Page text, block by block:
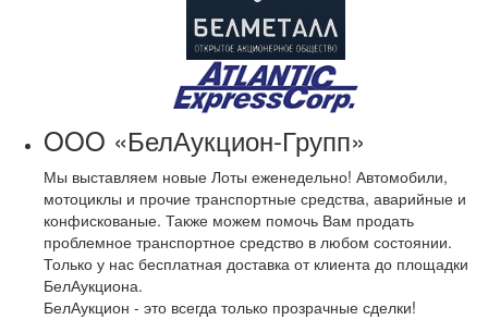
OOO «БелАукцион-Групп»
Мы выставляем новые Лоты еженедельно! Автомобили,
мотоциклы и прочие транспортные средства, аварийные и
конфискованые. Также можем помочь Вам продать
проблемное транспортное средство в любом состоянии.
Только у нас бесплатная доставка от клиента до площадки
БелАукциона.
БелАукцион - это всегда только прозрачные сделки!